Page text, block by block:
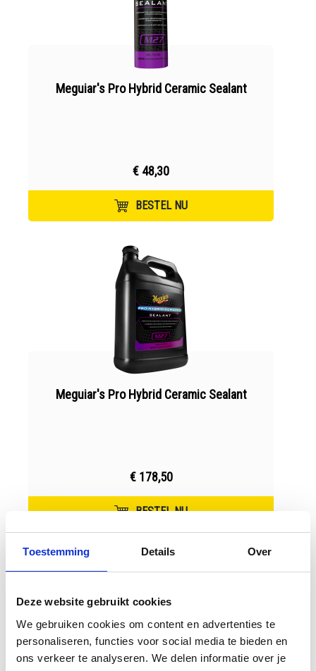
Toestemming Details Over
Deze website gebruikt cookies
We gebruiken cookies om content en advertenties te
personaliseren, functies voor social media te bieden en
ons verkeer te analyseren. We delen informatie over je
Meguiar's Pro Hybrid Ceramic Sealant
€ 48,30
BESTEL NU
Meguiar's Pro Hybrid Ceramic Sealant
€ 178,50
BESTEL NU